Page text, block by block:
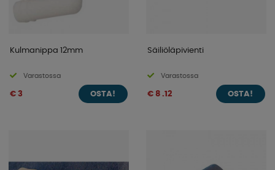
Kulmanippa 12mm
Varastossa
€ 3 OSTA!
Säiliöläpivienti
Varastossa
€ 8 .12 OSTA!